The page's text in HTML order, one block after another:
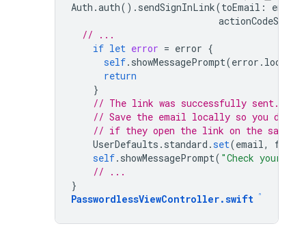
Auth .auth(). sendSignInLink(toEmail : email
// ...
if let error = error {
self. showMessagePrompt(error .
return
}
// The link was successfully sent.
// Save the email locally so you
// if they open the link on the same
UserDefaults . standard .set(email,
self. showMessagePrompt( "Check your
// ...
}
PasswordlessViewController.swift